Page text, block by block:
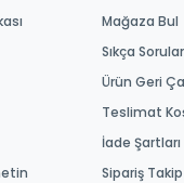
Mağaza Bul
Sıkça
Ürün Geri
Teslimat
İade Şartları
Sipariş Takip